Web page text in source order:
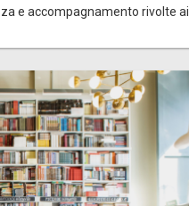
e accompagnamento rivolte ai